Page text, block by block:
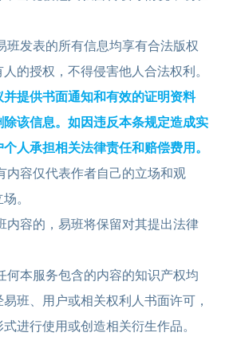
班发表的所有信息均享有合法版权
的授权，不得侵害他人合法权利。
提供书面通知和有效的证明资料
除该信息。如因违反本条规定造成实
人承担相关法律责任和赔偿费用。
内容仅代表作者自己的立场和观
。
内容的，易班将保留对其提出法律
何本服务包含的内容的知识产权均
班、用户或相关权利人书面许可，
进行使用或创造相关衍生作品。